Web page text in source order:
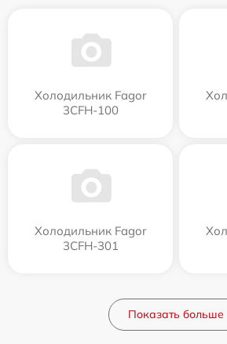
Холодильник Fagor
3CFH-100
Холодильник Fagor
3CFH-301
Показать больше